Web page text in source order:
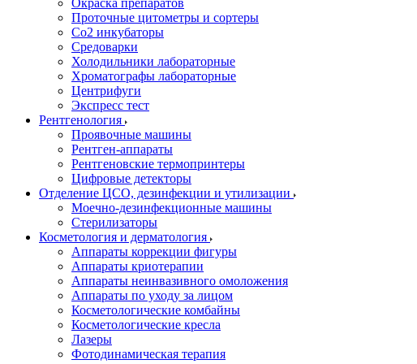
Окраска препаратов
Проточные цитометры и сортеры
Со2 инкубаторы
Средоварки
Холодильники лабораторные
Хроматографы лабораторные
Центрифуги
Экспресс тест
Рентгенология
Проявочные машины
Рентген-аппараты
Рентгеновские термопринтеры
Цифровые детекторы
Отделение ЦСО, дезинфекции и утилизации
Моечно-дезинфекционные машины
Стерилизаторы
Косметология и дерматология
Аппараты коррекции фигуры
Аппараты криотерапии
Аппараты неинвазивного омоложения
Аппараты по уходу за лицом
Косметологические комбайны
Косметологические кресла
Лазеры
Фотодинамическая терапия